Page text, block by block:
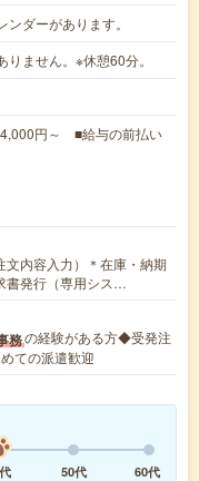
ダーがあります。
ません。※休憩60分。
円～ ■給与の前払い
文内容入力）＊在庫・納期
書発行（専用シス…
務の経験がある方◆受発注
ての派遣歓迎
50代
60代